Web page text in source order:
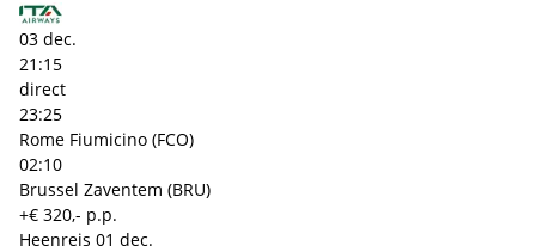
03 dec.
21:15
direct
23:25
Rome Fiumicino (FCO)
02:10
Brussel Zaventem (BRU)
+€ 320,- p.p.
Heenreis 01 dec.